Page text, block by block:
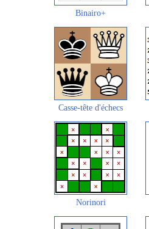
Binairo+
Casse-tête d'échecs
Norinori